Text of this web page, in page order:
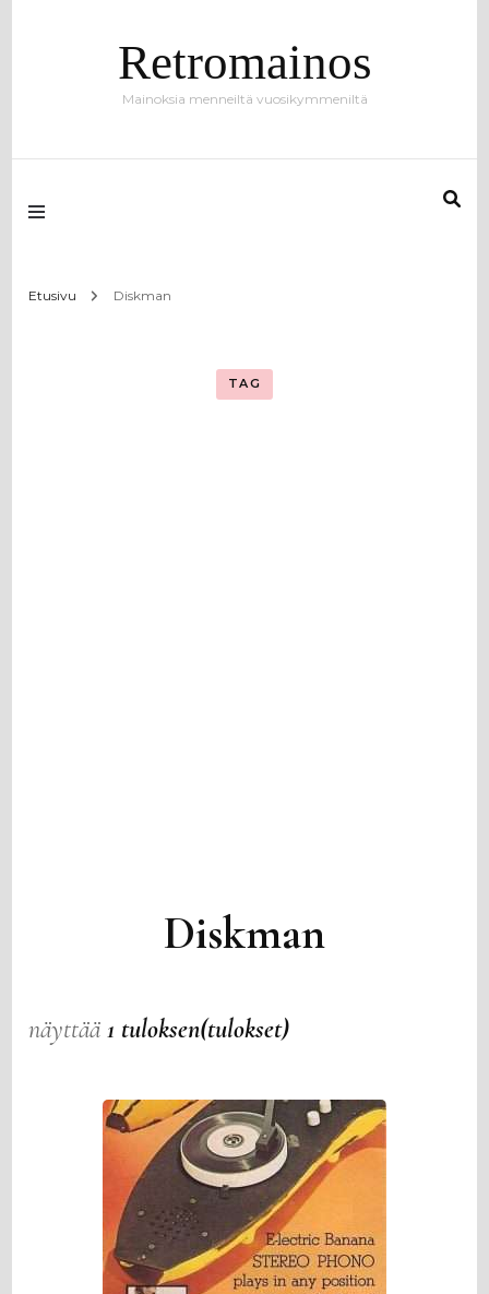
Retromainos
Mainoksia menneiltä vuosikymmeniltä
Etusivu Diskman
TAG
Diskman
näyttää1 tuloksen(tulokset)